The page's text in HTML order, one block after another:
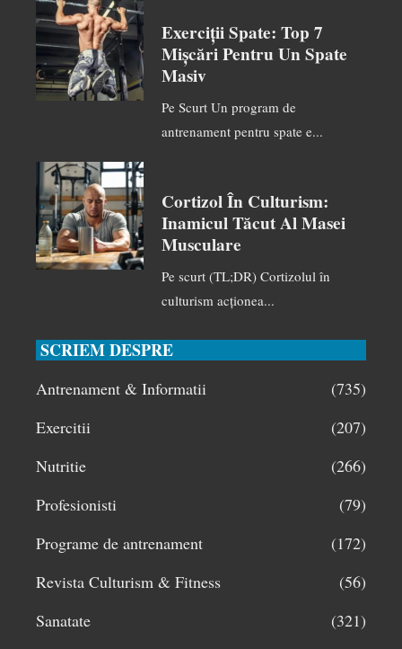
Exerciții Spate: Top 7
Mișcări Pentru Un Spate
Masiv
Pe Scurt Un program de
antrenament pentru spate e...
Cortizol În Culturism:
Inamicul Tăcut Al Masei
Musculare
Pe scurt (TL;DR) Cortizolul în
culturism acționea...
SCRIEM DESPRE
Antrenament & Informatii
(735)
Exercitii
(207)
Nutritie
(266)
Profesionisti
(79)
Programe de antrenament
(172)
Revista Culturism & Fitness
(56)
Sanatate
(321)